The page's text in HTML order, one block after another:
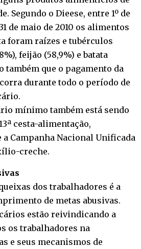
Segundo o Dieese, entre 1º de
de maio de 2010 os alimentos
foram raízes e tubérculos
feijão (58,9%) e batata
também que o pagamento da
durante todo o período de
mínimo também está sendo
cesta-alimentação,
Campanha Nacional Unificada
creche.
dos trabalhadores é a
de metas abusivas.
estão reivindicando a
os trabalhadores na
e seus mecanismos de